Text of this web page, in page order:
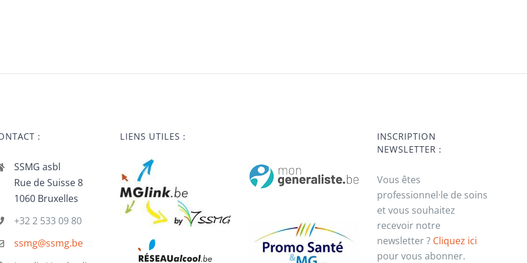
:
SSMG asbl
Rue de Suisse 8
1060 Bruxelles
+32 2 533 09 80
ssmg@ssmg.be
LIENS UTILES :
INSCRIPTION
NEWSLETTER :
Vous êtes
professionnel·le de soins
et vous souhaitez
recevoir notre
newsletter ? Cliquez ici
pour vous abonner.